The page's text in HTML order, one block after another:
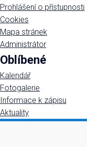
Prohlášení o přístupnosti
Cookies
Mapa stránek
Administrátor
Oblíbené
Kalendář
Fotogalerie
Informace k zápisu
Aktuality